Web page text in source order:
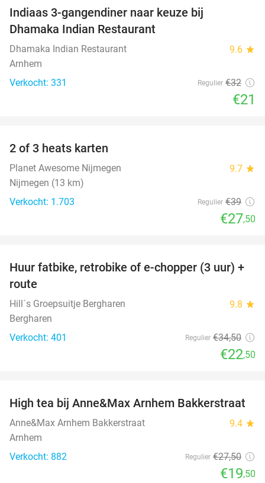
Indiaas 3-gangendiner naar keuze bij
Dhamaka Indian Restaurant
Dhamaka Indian Restaurant 9.6 star
Arnhem
Verkocht: 331
Regulier €32
€21
2 of 3 heats karten
Planet Awesome Nijmegen 9.7 star
Nijmegen (13 km)
Verkocht: 1.703
Regulier €39
€27,50
35%
Huur fatbike, retrobike of e-chopper (3 uur) +
route
Hill´s Groepsuitje Bergharen 9.8 star
Bergharen
Verkocht: 401
Regulier €34,50
€22,50
29%
High tea bij Anne&Max Arnhem Bakkerstraat
Anne&Max Arnhem Bakkerstraat 9.4 star
Arnhem
Verkocht: 882
Regulier €27,50
€19,50